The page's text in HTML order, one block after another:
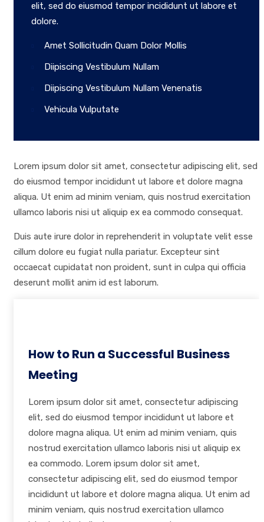
elit, sed do eiusmod tempor incididunt ut labore et
dolore.
Amet Sollicitudin Quam Dolor Mollis
Diipiscing Vestibulum Nullam
Diipiscing Vestibulum Nullam Venenatis
Vehicula Vulputate
Lorem ipsum dolor sit amet, consectetur adipiscing elit, sed
do eiusmod tempor incididunt ut labore et dolore magna
aliqua. Ut enim ad minim veniam, quis nostrud exercitation
ullamco laboris nisi ut aliquip ex ea commodo consequat.
Duis aute irure dolor in reprehenderit in voluptate velit esse
cillum dolore eu fugiat nulla pariatur. Excepteur sint
occaecat cupidatat non proident, sunt in culpa qui officia
deserunt mollit anim id est laborum.
How to Run a Successful Business
Meeting
Lorem ipsum dolor sit amet, consectetur adipiscing
elit, sed do eiusmod tempor incididunt ut labore et
dolore magna aliqua. Ut enim ad minim veniam, quis
nostrud exercitation ullamco laboris nisi ut aliquip ex
ea commodo. Lorem ipsum dolor sit amet,
consectetur adipiscing elit, sed do eiusmod tempor
incididunt ut labore et dolore magna aliqua. Ut enim ad
minim veniam, quis nostrud exercitation ullamco